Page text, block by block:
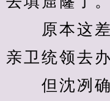
原本这差
亲卫统领去办
但沈冽确